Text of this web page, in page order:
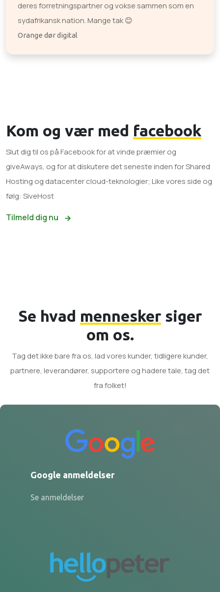
deres forretningspartner og vokse sammen som en
sydafrikansk nation. Mange tak 😊
Orange dør digital
Kom og vær med facebook
Slut dig til os på Facebook for at vinde præmier og
giveAways, og for at diskutere det seneste inden for Shared
Hosting og datacenter cloud-teknologier; Like vores side og
følg: SiveHost
Tilmeld dig nu
Se hvad mennesker siger
om os.
Tag det ikke bare fra os, lad vores kunder, tidligere kunder,
partnere, leverandører, supportere og hadere tale, tag det
fra folket!
Google anmeldelser
Se anmeldelser